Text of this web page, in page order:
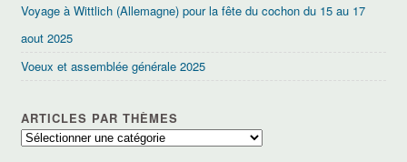
Voyage à Wittlich (Allemagne) pour la fête du cochon du 15 au 17
aout 2025
Voeux et assemblée générale 2025
ARTICLES PAR THÈMES
Articles